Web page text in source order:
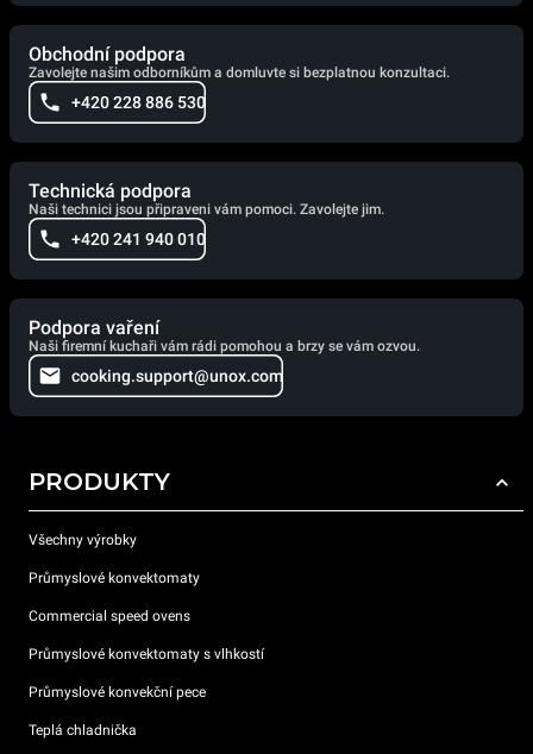
Obchodní podpora
Zavolejte našim odborníkům a domluvte si bezplatnou konzultaci.
+420 228 886 530
Technická podpora
Naši technici jsou připraveni vám pomoci. Zavolejte jim.
+420 241 940 010
Podpora vaření
Naši firemní kuchaři vám rádi pomohou a brzy se vám ozvou.
cooking.support@unox.com
PRODUKTY
Všechny výrobky
Průmyslové konvektomaty
Commercial speed ovens
Průmyslové konvektomaty s vlhkostí
Průmyslové konvekční pece
Teplá chladnička